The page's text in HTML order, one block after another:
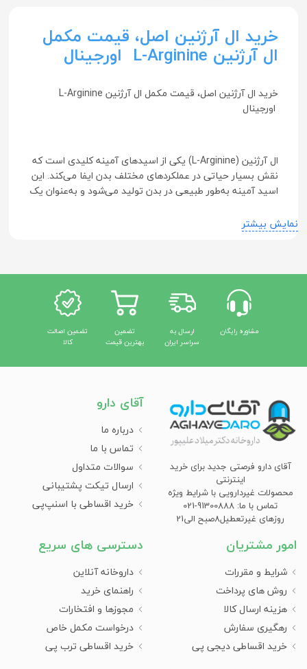
خرید ال آرژنین اصل، قیمت مکمل
ال آرژنین L-Arginine اورجینال
خرید ال آرژنین اصل، قیمت مکمل ال آرژنین L-Arginine
اورجینال
ال آرژنین (L-Arginine) یکی از اسیدهای آمینه کلیدی است که
نقش بسیار حیاتی در عملکردهای مختلف بدن ایفا می‌کند. این
اسید آمینه به‌طور طبیعی در بدن تولید می‌شود و به‌عنوان یک
ورزش و تناسب‌اندام مورد توجه قرار گرفته است؛ چرا که
می‌تواند به بهبود عملکرد ورزشی، افزایش جریان خون و تقویت
ال آرژنین چیست؟
ماده آرژنین در موادغذایی اعم از آجیل و دانه‌های روغنی همچون
ویژگی های مکمل آرژنین
این قرص برای کسانی مورد استفاده قرار می‌گیرد که به کمبود این
بدن
ورزشکاران کمک شایانی کرده و جهت دوره‌های سنگین ورزشی
ایمنی، افزایش کارایی بدن خصوصا در ورزشکاران و سلامت
خواص و ویژگی‌های آرژنین
درمان خستگی عضلات
تقویت سیستم ایمنی بدن
مختص تیپ بدنی اندومورف
نمایش بیشتر
مشاوره رایگان
ارسال به
سراسر ایران
تضمین
بهترین قیمت
تضمین اصالت
کالا
آقای دارو فرصتی جدید برای خرید
اینترنتی
محصولات غیردارویی با شرایط ویژه
تماس با ما: 91300888-021
روزهای غیرتعطیل8صبح الی21
آقای دارو
درباره ما
تماس با ما
سوالات متداول
ارسال تیکت پشتیبانی
خرید اقساطی با اسنپ‌پی
امور مشتریان
شرایط و مقررات
روش های پرداخت
هزینه ارسال کالا
رهگیری سفارش
خرید اقساطی دیجی پی
دسترسی های سریع
داروخانه آنلاین
راهنمای خرید
مجوزها و افتخارات
درخواست مکمل خاص
خرید اقساطی ترب پی